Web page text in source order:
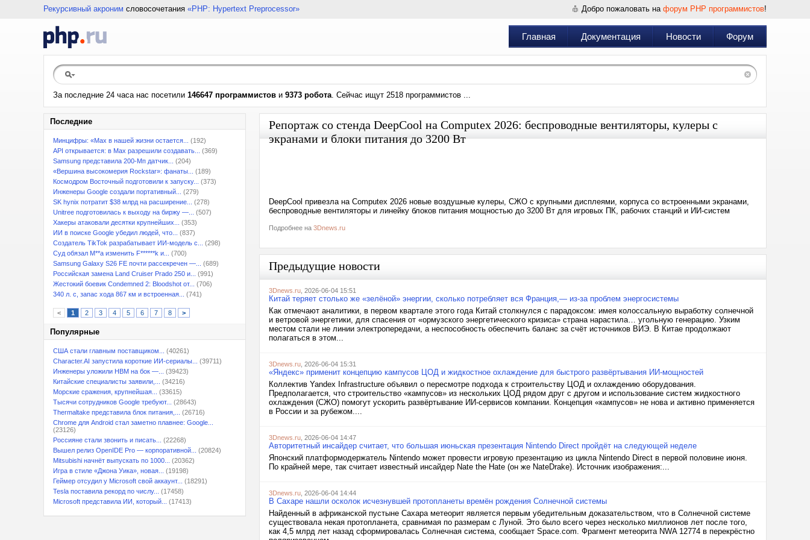
Рекурсивный акроним словосочетания «PHP: Hypertext Preprocessor» Добро пожаловать на форум PHP программистов!
Главная Документация Новости Форум
За последние 24 часа нас посетили 146647 программистов и 9373 робота. Сейчас ищут 2518 программистов ...
Последние
Минцифры: «Max в нашей жизни остается...
(192)
API открывается: в Max разрешили создавать...
(369)
Samsung представила 200-Мп датчик...
(204)
«Вершина высокомерия Rockstar»: фанаты...
(189)
Космодром Восточный подготовили к запуску...
(373)
Инженеры Google создали портативный...
(279)
SK hynix потратит $38 млрд на расширение...
(278)
Unitree подготовилась к выходу на биржу —...
(507)
Хакеры атаковали десятки крупнейших...
(353)
ИИ в поиске Google убедил людей, что...
(837)
Создатель TikTok разрабатывает ИИ-модель с...
(298)
Суд обязал M**a изменить F******k и...
(700)
Samsung Galaxy S26 FE почти рассекречен —...
(689)
Российская замена Land Cruiser Prado 250 и...
(991)
Жестокий боевик Condemned 2: Bloodshot от...
(706)
340 л. с, запас хода 867 км и встроенная...
(741)
< 1 2 3 4 5 6 7 8 >
Популярные
США стали главным поставщиком...
(40261)
Character.AI запустила короткие ИИ-сериалы...
(39711)
Инженеры уложили HBM на бок —...
(39423)
Китайские специалисты заявили,...
(34216)
Морские сражения, крупнейшая...
(33615)
Тысячи сотрудников Google требуют...
(28643)
Thermaltake представила блок питания,...
(26716)
Chrome для Android стал заметно плавнее: Google...
(23126)
Россияне стали звонить и писать...
(22268)
Вышел релиз OpenIDE Pro — корпоративной...
(20824)
Mitsubishi начнёт выпускать по 1000...
(20362)
Игра в стиле «Джона Уика», новая...
(19198)
Геймер отсудил у Microsoft свой аккаунт...
(18291)
Tesla поставила рекорд по числу...
(17458)
Microsoft представила ИИ, который...
(17413)
Репортаж со стенда DeepCool на Computex 2026: беспроводные вентиляторы, кулеры с
экранами и блоки питания до 3200 Вт
DeepCool привезла на Computex 2026 новые воздушные кулеры, СЖО с крупными дисплеями, корпуса со встроенными экранами,
беспроводные вентиляторы и линейку блоков питания мощностью до 3200 Вт для игровых ПК, рабочих станций и ИИ-систем
Подробнее на 3Dnews.ru
Предыдущие новости
3Dnews.ru , 2026-06-04 15:51
Китай теряет столько же «зелёной» энергии, сколько потребляет вся Франция,— из-за проблем энергосистемы
Как отмечают аналитики, в первом квартале этого года Китай столкнулся с парадоксом: имея колоссальную выработку солнечной
и ветровой энергетики, для спасения от «ормузского энергетического кризиса» страна нарастила… угольную генерацию. Узким
местом стали не линии электропередачи, а неспособность обеспечить баланс за счёт источников ВИЭ. В Китае продолжают
полагаться в этом...
3Dnews.ru , 2026-06-04 15:31
«Яндекс» применит концепцию кампусов ЦОД и жидкостное охлаждение для быстрого развёртывания ИИ-мощностей
Коллектив Yandex Infrastructure объявил о пересмотре подхода к строительству ЦОД и охлаждению оборудования.
Предполагается, что строительство «кампусов» из нескольких ЦОД рядом друг с другом и использование систем жидкостного
охлаждения (СЖО) помогут ускорить развёртывание ИИ-сервисов компании. Концепция «кампусов» не нова и активно применяется
в России и за рубежом....
3Dnews.ru , 2026-06-04 14:47
Авторитетный инсайдер считает, что большая июньская презентация Nintendo Direct пройдёт на следующей неделе
Японский платформодержатель Nintendo может провести игровую презентацию из цикла Nintendo Direct в первой половине июня.
По крайней мере, так считает известный инсайдер Nate the Hate (он же NateDrake). Источник изображения:...
3Dnews.ru , 2026-06-04 14:44
В Сахаре нашли осколок исчезнувшей протопланеты времён рождения Солнечной системы
Найденный в африканской пустыне Сахара метеорит является первым убедительным доказательством, что в Солнечной системе
существовала некая протопланета, сравнимая по размерам с Луной. Это было всего через несколько миллионов лет после того,
как 4,5 млрд лет назад сформировалась Солнечная система, сообщает Space.com. Фрагмент метеорита NWA 12774 в перекрёстно